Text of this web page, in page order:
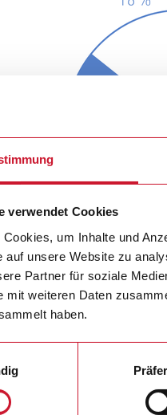
verwendet Cookies
um Inhalte und
auf unsere Website zu
Partner für soziale
mit weiteren Daten
haben.